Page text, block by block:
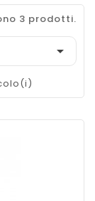
3 prodotti.
